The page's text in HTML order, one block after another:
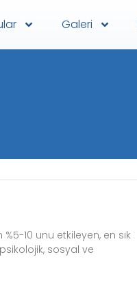
Galeri
10 unu etkileyen, en sık
sosyal ve